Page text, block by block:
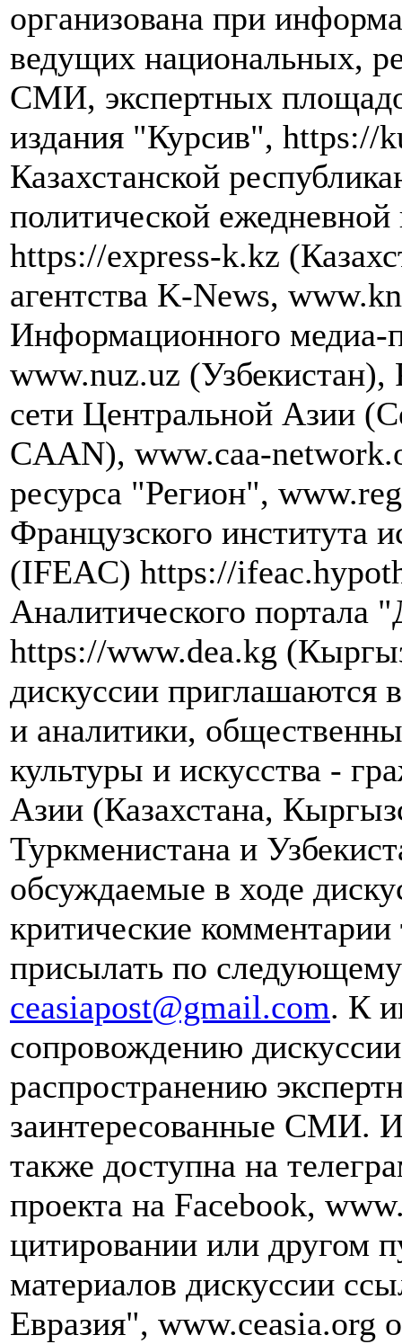
организована при
ведущих национальных,
СМИ, экспертных
издания "Курсив", https://
Казахстанской
политической
https://express-k.kz
агентства K-News,
Информационного медиа-
www.nuz.uz (Узбекистан),
сети Центральной Азии
CAAN), www.caa-
ресурса "Регион",
Французского института
(IFEAC) https://
Аналитического портала
https://www.dea.kg
дискуссии приглашаются
и аналитики,
культуры и искусства -
Азии (Казахстана,
Туркменистана и
обсуждаемые в ходе
критические
присылать по
ceasiapost@gmail.com. К
сопровождению
распространению
заинтересованные СМИ.
также доступна на
проекта на Facebook,
цитировании или другом
материалов дискуссии
Евразия", www.ceasia.org